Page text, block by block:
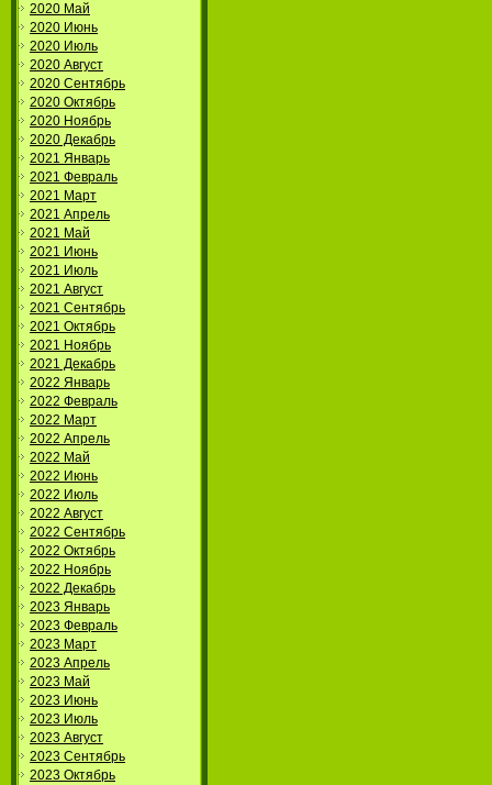
2020 Май
2020 Июнь
2020 Июль
2020 Август
2020 Сентябрь
2020 Октябрь
2020 Ноябрь
2020 Декабрь
2021 Январь
2021 Февраль
2021 Март
2021 Апрель
2021 Май
2021 Июнь
2021 Июль
2021 Август
2021 Сентябрь
2021 Октябрь
2021 Ноябрь
2021 Декабрь
2022 Январь
2022 Февраль
2022 Март
2022 Апрель
2022 Май
2022 Июнь
2022 Июль
2022 Август
2022 Сентябрь
2022 Октябрь
2022 Ноябрь
2022 Декабрь
2023 Январь
2023 Февраль
2023 Март
2023 Апрель
2023 Май
2023 Июнь
2023 Июль
2023 Август
2023 Сентябрь
2023 Октябрь